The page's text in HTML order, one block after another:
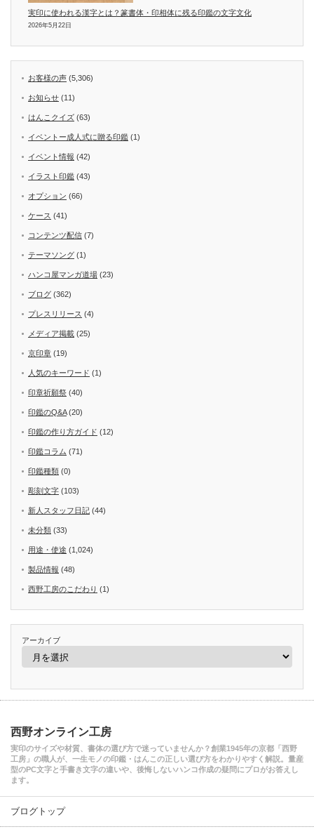
実印に使われる漢字とは？篆書体・印相体に残る印鑑の文字文化
2026年5月22日
お客様の声 (5,306)
お知らせ (11)
はんこクイズ (63)
イベントー成人式に贈る印鑑 (1)
イベント情報 (42)
イラスト印鑑 (43)
オプション (66)
ケース (41)
コンテンツ配信 (7)
テーマソング (1)
ハンコ屋マンガ道場 (23)
ブログ (362)
プレスリリース (4)
メディア掲載 (25)
京印章 (19)
人気のキーワード (1)
印章祈願祭 (40)
印鑑のQ&A(20)
印鑑の作り方ガイド (12)
印鑑コラム (71)
印鑑種類 (0)
彫刻文字 (103)
新人スタッフ日記 (44)
未分類 (33)
用途・使途 (1,024)
製品情報 (48)
西野工房のこだわり (1)
アーカイブ
西野オンライン工房
実印のサイズや材質、書体の選び方で迷っていませんか？創業1945年の京都「西野
工房」の職人が、一生モノの印鑑・はんこの正しい選び方をわかりやすく解説。量産
型のPC文字と手書き文字の違いや、後悔しないハンコ作成の疑問にプロがお答えし
ます。
ブログトップ